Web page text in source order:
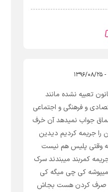
تعبیه نشده مانند
و فرهنگی و اجتماعی
جواب نمیدهد آن خرف
را جریمه کردیم دیدین
وقتی پلیس هم نیست
کمربند میبندند سرک
کی چی میگه کی
صرف کردن هست بجاش